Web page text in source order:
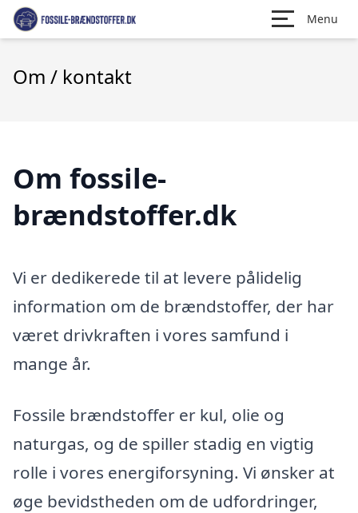
Menu
Om / kontakt
Om fossile-
brændstoffer.dk
Vi er dedikerede til at levere pålidelig
information om de brændstoffer, der har
været drivkraften i vores samfund i
mange år.
Fossile brændstoffer er kul, olie og
naturgas, og de spiller stadig en vigtig
rolle i vores energiforsyning. Vi ønsker at
øge bevidstheden om de udfordringer,